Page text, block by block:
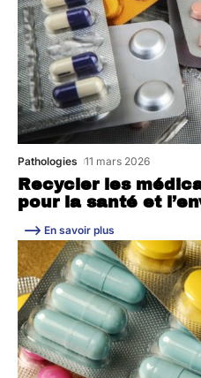
Recycler les
pour la santé et
Pathologies 11 mars 2026
En savoir plus